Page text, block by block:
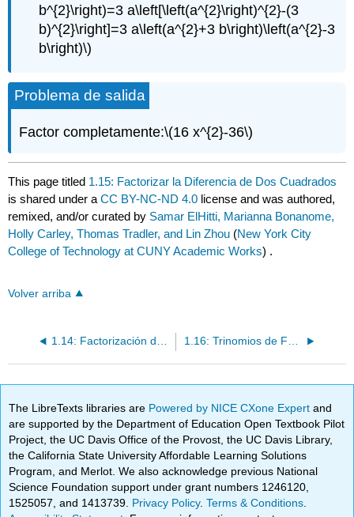
b^{2}\right)=3 a\left[\left(a^{2}\right)^{2}-(3
b)^{2}\right]=3 a\left(a^{2}+3 b\right)\left(a^{2}-3
b\right)\)
Problema de salida
Factor completamente:\(16 x^{2}-36\)
This page titled 1.15: Factorizar la Diferencia de Dos Cuadrados
is shared under aCC BY-NC-ND 4.0 license and was authored,
remixed, and/or curated by Samar ElHitti, Marianna Bonanome,
Holly Carley, Thomas Tradler, and Lin Zhou (New York City
College of Technology at CUNY Academic Works) .
Volver arriba
1.14: Factorización de un Monomio a partir de un Polinomio y GCF 1.16: Trinomios de Factoraje y Factoraje Mixto
The LibreTexts libraries are Powered by NICE CXone Expertand
are supported by the Department of Education Open Textbook Pilot
Project, the UC Davis Office of the Provost, the UC Davis Library,
the California State University Affordable Learning Solutions
Program, and Merlot. We also acknowledge previous National
Science Foundation support under grant numbers 1246120,
1525057, and 1413739. Privacy Policy.Terms & Conditions